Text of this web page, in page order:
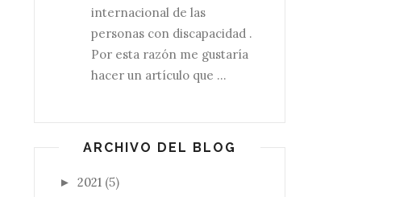
internacional de las
personas con discapacidad .
Por esta razón me gustaría
hacer un artículo que ...
ARCHIVO DEL BLOG
► 2021 (5)